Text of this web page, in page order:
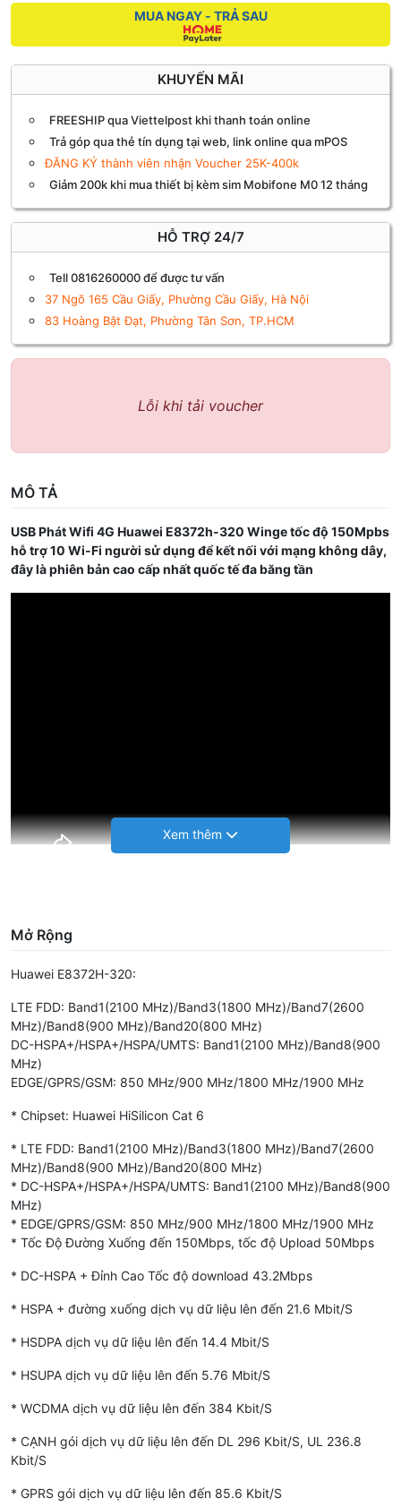
MUA NGAY - TRẢ SAU
KHUYẾN MÃI
FREESHIP qua Viettelpost khi thanh toán online
Trả góp qua thẻ tín dụng tại web, link online qua mPOS
ĐĂNG KÝ thành viên nhận Voucher 25K-400k
Giảm 200k khi mua thiết bị kèm sim Mobifone M0 12 tháng
HỖ TRỢ 24/7
Tell 0816260000 để được tư vấn
37 Ngõ 165 Cầu Giấy, Phường Cầu Giấy, Hà Nội
83 Hoàng Bật Đạt, Phường Tân Sơn, TP.HCM
Lỗi khi tải voucher
MÔ TẢ
USB Phát Wifi 4G Huawei E8372h-320 Winge tốc độ 150Mpbs
hỗ trợ 10 Wi-Fi người sử dụng để kết nối với mạng không dây,
đây là phiên bản cao cấp nhất quốc tế đa băng tần
- Huawei E8372h-320 có kiểu dáng như 1 cái USB nên nó không
cổng USB có điện năng 5V-1A (Ví dụ như: cục sạc điện thoại, pin
sạc dự phòng, tẩu thuố c lá trên xe hơi hoặc cổng USB của máy
Mở Rộng
Huawei E8372H-320:
LTE FDD: Band1(2100 MHz)/Band3(1800 MHz)/Band7(2600
MHz)/Band8(900 MHz)/Band20(800 MHz)
DC-HSPA+/HSPA+/HSPA/UMTS: Band1(2100 MHz)/Band8(900
MHz)
EDGE/GPRS/GSM: 850 MHz/900 MHz/1800 MHz/1900 MHz
* Chipset: Huawei HiSilicon Cat 6
* LTE FDD: Band1(2100 MHz)/Band3(1800 MHz)/Band7(2600
MHz)/Band8(900 MHz)/Band20(800 MHz)
* DC-HSPA+/HSPA+/HSPA/UMTS: Band1(2100 MHz)/Band8(900
MHz)
* EDGE/GPRS/GSM: 850 MHz/900 MHz/1800 MHz/1900 MHz
* Tốc Độ Đường Xuống đến 150Mbps, tốc độ Upload 50Mbps
* DC-HSPA + Đỉnh Cao Tốc độ download 43.2Mbps
* HSPA + đường xuống dịch vụ dữ liệu lên đến 21.6 Mbit/S
* HSDPA dịch vụ dữ liệu lên đến 14.4 Mbit/S
* HSUPA dịch vụ dữ liệu lên đến 5.76 Mbit/S
* WCDMA dịch vụ dữ liệu lên đến 384 Kbit/S
* CẠNH gói dịch vụ dữ liệu lên đến DL 296 Kbit/S, UL 236.8
Kbit/S
* GPRS gói dịch vụ dữ liệu lên đến 85.6 Kbit/S